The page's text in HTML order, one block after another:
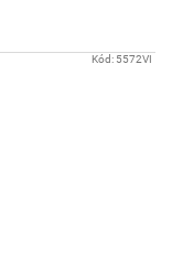
Kód: 5572VI